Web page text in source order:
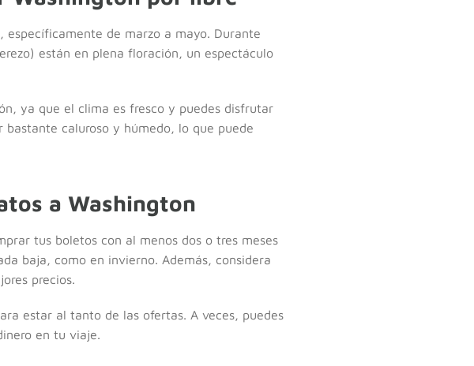
de marzo a mayo. Durante
están en plena floración, un espectáculo
ya que el clima es fresco y puedes disfrutar
bastante caluroso y húmedo, lo que puede
a Washington
tus boletos con al menos dos o tres meses
baja, como en invierno. Además, considera
precios.
estar al tanto de las ofertas. A veces, puedes
en tu viaje.